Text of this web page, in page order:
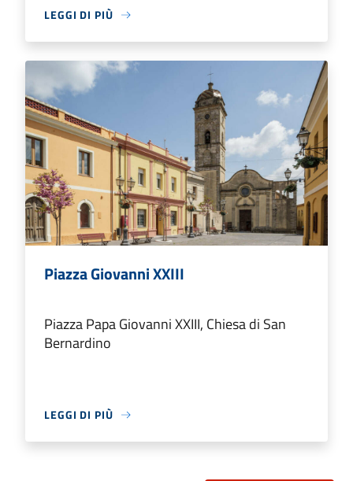
LEGGI DI PIÙ
Piazza Giovanni XXIII
Piazza Papa Giovanni XXIII, Chiesa di San
Bernardino
LEGGI DI PIÙ